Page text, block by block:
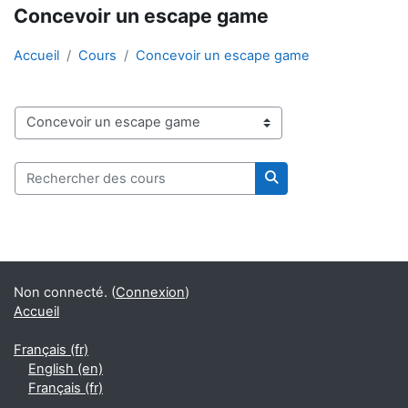
Concevoir un escape game
Accueil Cours Concevoir un escape game
Catégories de cours
Rechercher des cours
Rechercher des
Blocs supplémentaires
Non connecté. (Connexion)
Accueil
Français ‎(fr)‎
English ‎(en)‎
Français ‎(fr)‎